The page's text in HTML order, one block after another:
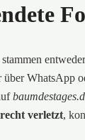
WhatsApp
verletzt,